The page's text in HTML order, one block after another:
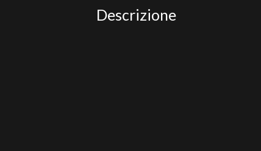
Descrizione